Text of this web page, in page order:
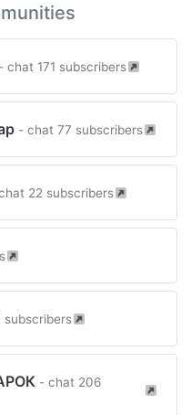
- chat 171 subscribers
- chat 77 subscribers
22 subscribers
- chat 206